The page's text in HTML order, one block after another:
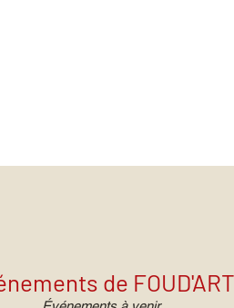
de FOUD'ART